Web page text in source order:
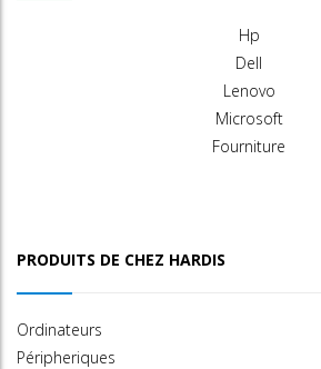
Hp
Dell
Lenovo
Microsoft
Fourniture
PRODUITS DE CHEZ HARDIS
Ordinateurs
Péripheriques